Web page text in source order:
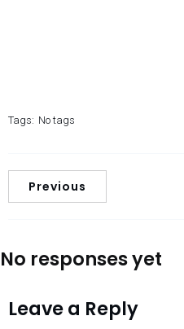
Tags: No tags
Previous
No responses yet
Leave a Reply